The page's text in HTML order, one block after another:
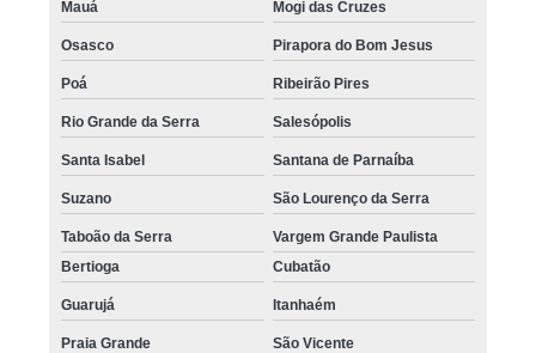
Mauá Mogi das Cruzes
Osasco Pirapora do Bom Jesus
Poá Ribeirão Pires
Rio Grande da Serra Salesópolis
Santa Isabel Santana de Parnaíba
Suzano São Lourenço da Serra
Taboão da Serra
Vargem Grande Paulista
Bertioga
Cubatão
Guarujá Itanhaém
Praia Grande
São Vicente